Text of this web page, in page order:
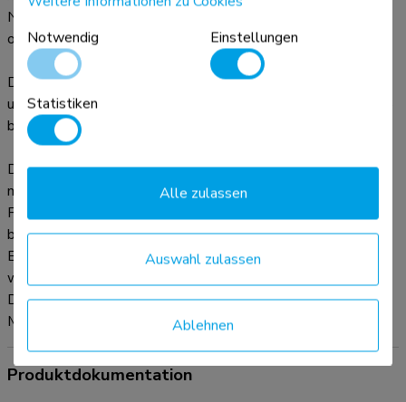
Neigungstechnologie (12°) ermöglicht es Ihnen, den
optimalen Betrachtungswinkel einzustellen.
Die LEVEL-550 Wandhalterung hat eine Tiefe von 3,3 cm
und eignet sich für Bildschirme mit VESA-Lochmuster 75x75
bis 200x200 mm.
Die WL35-550BL12 verfügt über ein raffiniertes
magnetisches Pull & Release-System, mit dem Sie den
Fernseher im Handumdrehen anbringen und sicher und solide
befestigen können. Anschließend können die Zug- und
Entriegelungsbänder einfach hinter dem Bildschirm versteckt
werden, indem der Magnet an der Halterung angeklickt wird.
Die integrierte Wasserwaage gewährleistet eine einfache
Montage der Halterung.
Produktdokumentation
Notwendig
Einstellungen
Statistiken
Ablehnen
Auswahl zulassen
Alle zulassen